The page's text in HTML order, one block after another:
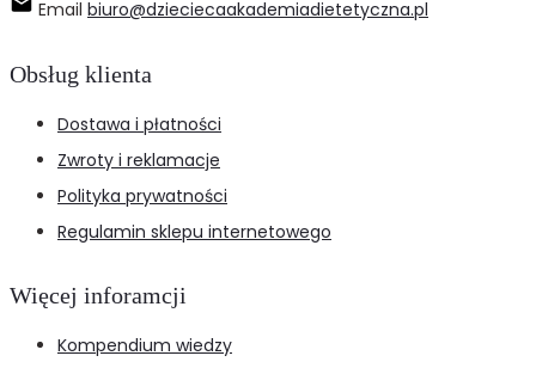
Email biuro@dzieciecaakademiadietetyczna.pl
Obsług klienta
Dostawa i płatności
Zwroty i reklamacje
Polityka prywatności
Regulamin sklepu internetowego
Więcej inforamcji
Kompendium wiedzy